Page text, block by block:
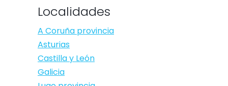
Localidades
A Coruña provincia
Asturias
Castilla y León
Galicia